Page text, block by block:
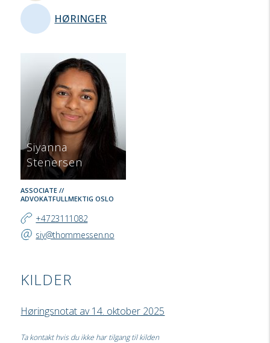
HØRINGER
Siyanna
Stenersen
ASSOCIATE //
ADVOKATFULLMEKTIGOSLO
+4723111082
siy@thommessen.no
KILDER
Høringsnotat av 14. oktober 2025
Ta kontakt hvis du ikke har tilgang til kilden